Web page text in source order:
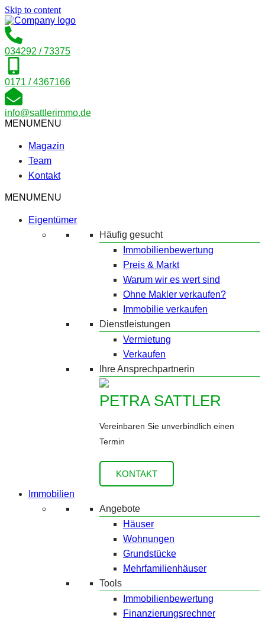
Skip to content
034292 / 73375
0171 / 4367166
info@sattlerimmo.de
MENUMENU
Magazin
Team
Kontakt
MENUMENU
Eigentümer
Häufig gesucht
Immobilienbewertung
Preis & Markt
Warum wir es wert sind
Ohne Makler verkaufen?
Immobilie verkaufen
Dienstleistungen
Vermietung
Verkaufen
Ihre Ansprechpartnerin
PETRA SATTLER
Vereinbaren Sie unverbindlich einen
Termin
KONTAKT
Immobilien
Angebote
Häuser
Wohnungen
Grundstücke
Mehrfamilienhäuser
Tools
Immobilienbewertung
Finanzierungsrechner